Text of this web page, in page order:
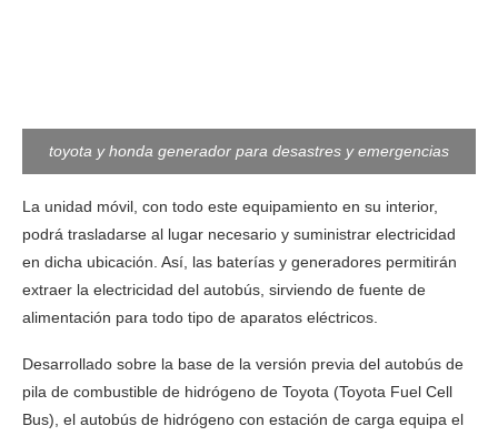
toyota y honda generador para desastres y emergencias
La unidad móvil, con todo este equipamiento en su interior,
podrá trasladarse al lugar necesario y suministrar electricidad
en dicha ubicación. Así, las baterías y generadores permitirán
extraer la electricidad del autobús, sirviendo de fuente de
alimentación para todo tipo de aparatos eléctricos.
Desarrollado sobre la base de la versión previa del autobús de
pila de combustible de hidrógeno de Toyota (Toyota Fuel Cell
Bus), el autobús de hidrógeno con estación de carga equipa el